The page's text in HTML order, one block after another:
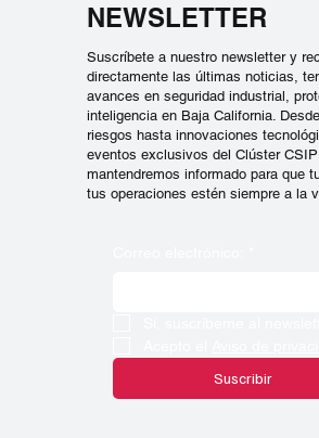
NEWSLETTER
Suscríbete a nuestro newsletter y
directamente las últimas noticias,
avances en seguridad industrial,
inteligencia en Baja California.
riesgos hasta innovaciones
eventos exclusivos del Clúster
mantendremos informado para que
tus operaciones estén siempre a la
Suscribir